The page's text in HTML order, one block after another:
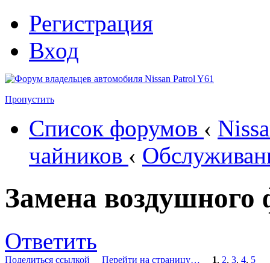
Регистрация
Вход
Пропустить
Список форумов ‹
чайников ‹
Замена воздушного
Ответить
Поделиться ссылкой Перейти на страницу… 1, 2, 3, 4, 5